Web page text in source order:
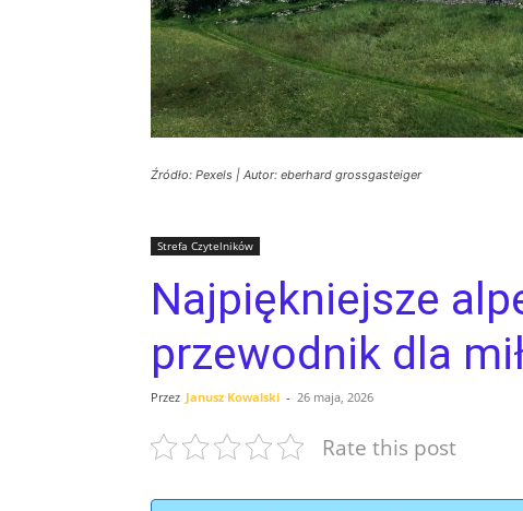
Źródło: Pexels | Autor: eberhard grossgasteiger
Strefa Czytelników
Najpiękniejsze
przewodnik dla
Przez Janusz Kowalski - 26 maja, 2026
Rate this post